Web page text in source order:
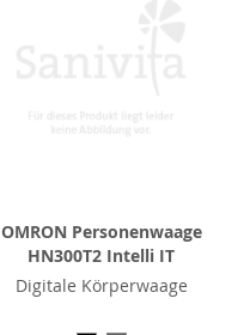
OMRON Personenwaage
HN300T2 Intelli IT
Digitale Körperwaage